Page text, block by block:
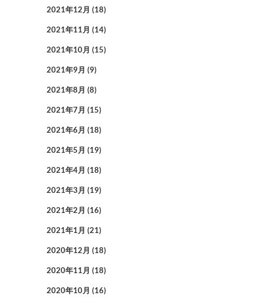
2021年12月 (18)
2021年11月 (14)
2021年10月 (15)
2021年9月 (9)
2021年8月 (8)
2021年7月 (15)
2021年6月 (18)
2021年5月 (19)
2021年4月 (18)
2021年3月 (19)
2021年2月 (16)
2021年1月 (21)
2020年12月 (18)
2020年11月 (18)
2020年10月 (16)